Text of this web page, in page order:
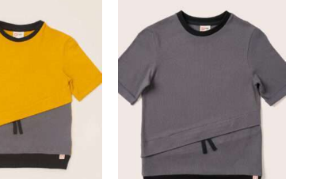
Zur
Wunschliste
hinzufügen
Wunschliste